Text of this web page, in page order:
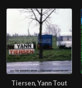
Tiersen, Yann Tout